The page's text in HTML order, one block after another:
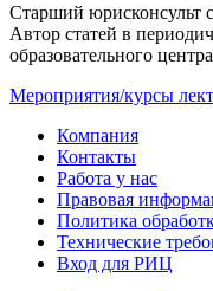
Старший юрисконсульт
Автор статей в
образовательного
Мероприятия/курсы
Компания
Контакты
Работа у нас
Правовая
Политика
Технические
Вход для РИЦ